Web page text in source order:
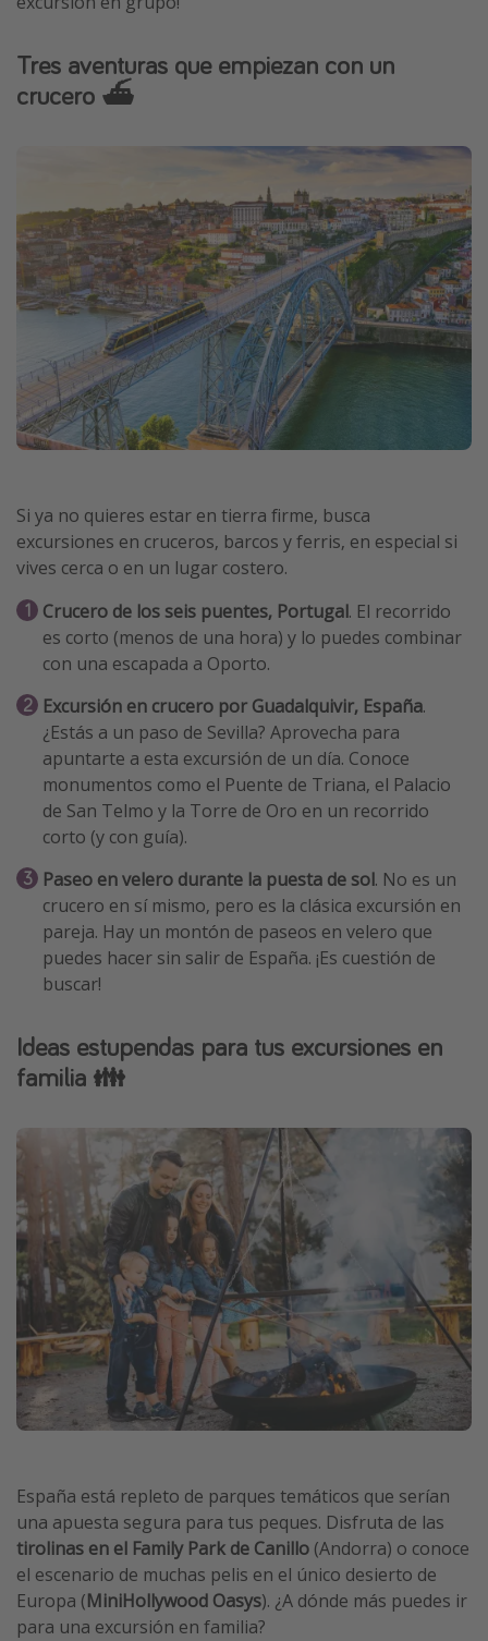
Tres aventuras que empiezan con un
crucero ⛴️
Si ya no quieres estar en tierra firme, busca
excursiones en cruceros, barcos y ferris, en especial si
vives cerca o en un lugar costero.
Crucero de los seis puentes, Portugal. El recorrido
es corto (menos de una hora) y lo puedes combinar
con una escapada a Oporto.
Excursión en crucero por Guadalquivir, España.
¿Estás a un paso de Sevilla? Aprovecha para
apuntarte a esta excursión de un día. Conoce
monumentos como el Puente de Triana, el Palacio
de San Telmo y la Torre de Oro en un recorrido
corto (y con guía).
Paseo en velero durante la puesta de sol. No es un
crucero en sí mismo, pero es la clásica excursión en
pareja. Hay un montón de paseos en velero que
puedes hacer sin salir de España. ¡Es cuestión de
buscar!
Ideas estupendas para tus excursiones en
familia 👪
España está repleto de parques temáticos que serían
una apuesta segura para tus peques. Disfruta de las
tirolinas en el Family Park de Canillo (Andorra) o conoce
el escenario de muchas pelis en el único desierto de
Europa (MiniHollywood Oasys). ¿A dónde más puedes ir
para una excursión en familia?